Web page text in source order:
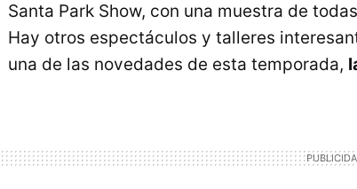
Santa Park Show, con una muestra de
Hay otros espectáculos y talleres
una de las novedades de esta temporada,